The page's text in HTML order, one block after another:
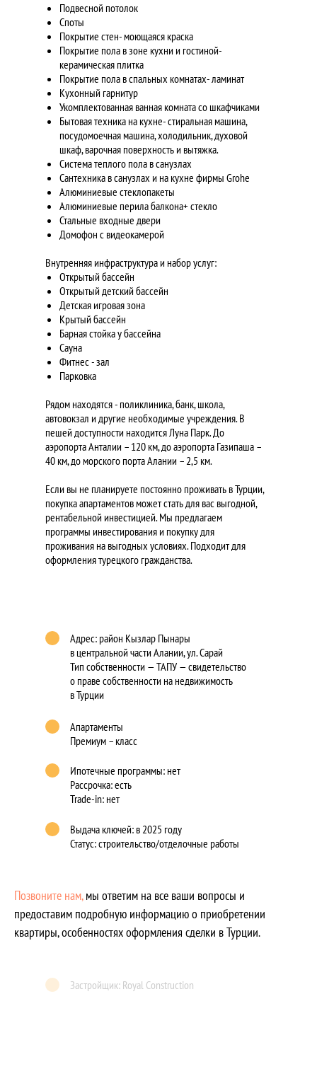
Адрес: район Кызлар Пынары
в центральной части Алании, ул. Сарай
Тип собственности — ТАПУ — свидетельство
о праве собственности на недвижимость
в Турции
Подвесной потолок
Споты
Покрытие стен- моющаяся краска
Покрытие пола в зоне кухни и гостиной-
керамическая плитка
Покрытие пола в спальных комнатах- ламинат
Кухонный гарнитур
Укомплектованная ванная комната со шкафчиками
Бытовая техника на кухне- стиральная машина,
посудомоечная машина, холодильник, духовой
шкаф, варочная поверхность и вытяжка.
Система теплого пола в санузлах
Сантехника в санузлах и на кухне фирмы Grohe
Алюминиевые стеклопакеты
Алюминиевые перила балкона+ стекло
Стальные входные двери
Домофон с видеокамерой
Внутренняя инфраструктура и набор услуг:
Открытый бассейн
Открытый детский бассейн
Детская игровая зона
Крытый бассейн
Барная стойка у бассейна
Сауна
Фитнес - зал
Парковка
Рядом находятся - поликлиника, банк, школа,
автовокзал и другие необходимые учреждения. В
пешей доступности находится Луна Парк. До
аэропорта Анталии – 120 км, до аэропорта Газипаша –
40 км, до морского порта Алании – 2,5 км.
Если вы не планируете постоянно проживать в Турции,
покупка апартаментов может стать для вас выгодной,
рентабельной инвестицией. Мы предлагаем
программы инвестирования и покупку для
проживания на выгодных условиях. Подходит для
оформления турецкого гражданства.
Ипотечные программы: нет
Рассрочка: есть
Trade-in: нет
Апартаменты
Премиум – класс
Выдача ключей: в 2025 году
Статус: строительство/отделочные работы
Позвоните нам,мы ответим на все ваши вопросы и
предоставим подробную информацию о приобретении
квартиры, особенностях оформления сделки в Турции.
Застройщик: Royal Construction